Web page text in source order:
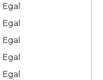
Egal
Egal
Egal
Egal
Egal